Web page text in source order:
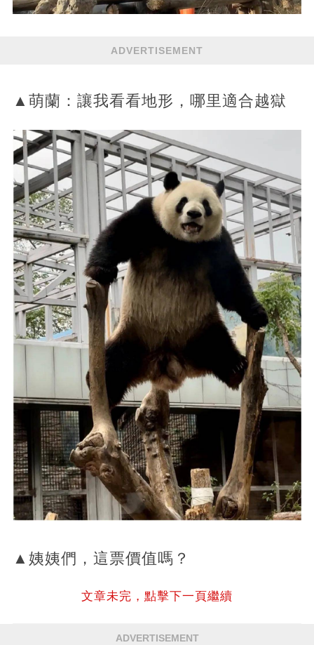
ADVERTISEMENT
▲萌蘭：讓我看看地形，哪里適合越獄
▲姨姨們，這票價值嗎？
文章未完，點擊下一頁繼續
ADVERTISEMENT